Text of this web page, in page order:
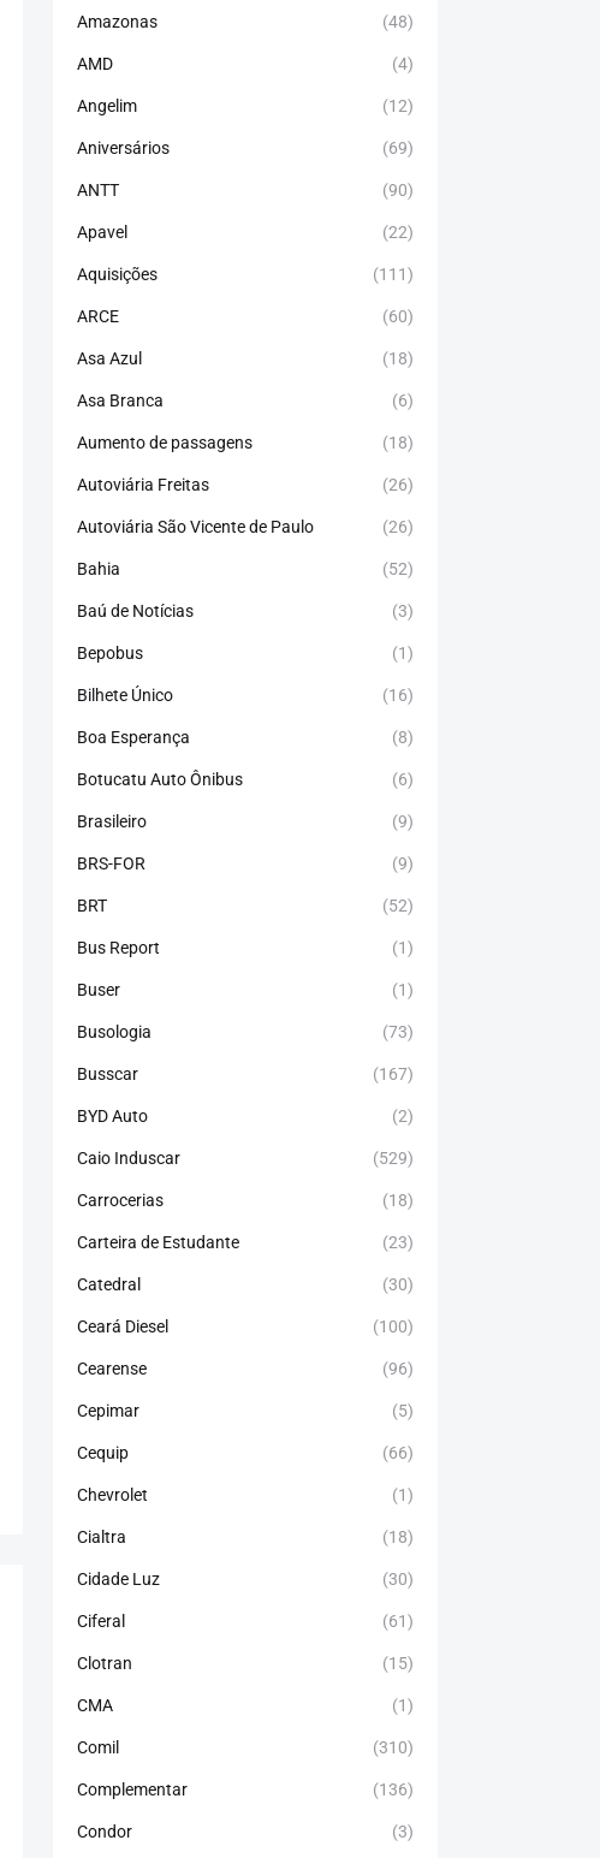
Amazonas (48)
AMD (4)
Angelim (12)
Aniversários (69)
ANTT (90)
Apavel (22)
Aquisições (111)
ARCE (60)
Asa Azul (18)
Asa Branca (6)
Aumento de passagens (18)
Autoviária Freitas (26)
Autoviária São Vicente de Paulo (26)
Bahia (52)
Baú de Notícias (3)
Bepobus (1)
Bilhete Único (16)
Boa Esperança (8)
Botucatu Auto Ônibus (6)
Brasileiro (9)
BRS-FOR (9)
BRT (52)
Bus Report (1)
Buser (1)
Busologia (73)
Busscar (167)
BYD Auto (2)
Caio Induscar (529)
Carrocerias (18)
Carteira de Estudante (23)
Catedral (30)
Ceará Diesel (100)
Cearense (96)
Cepimar (5)
Cequip (66)
Chevrolet (1)
Cialtra (18)
Cidade Luz (30)
Ciferal (61)
Clotran (15)
CMA (1)
Comil (310)
Complementar (136)
Condor (3)